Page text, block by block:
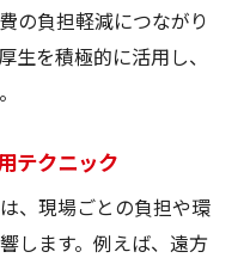
の負担軽減につながり
生を積極的に活用し、
テクニック
、現場ごとの負担や環
します。例えば、遠方